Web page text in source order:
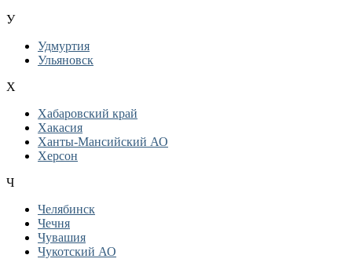
У
Удмуртия
Ульяновск
Х
Хабаровский край
Хакасия
Ханты-Мансийский АО
Херсон
Ч
Челябинск
Чечня
Чувашия
Чукотский АО